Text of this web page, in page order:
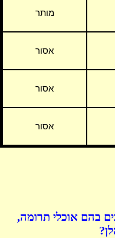
מותר
אסור
אסור
אסור
בהם אוכלי תרומה,